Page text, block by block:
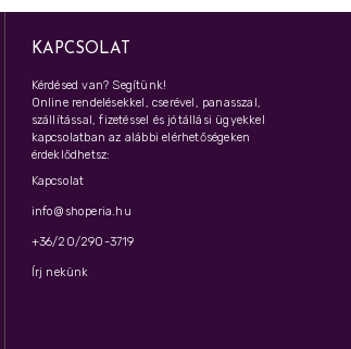
KAPCSOLAT
Kérdésed van? Segítünk!
Online rendelésekkel, cserével, panasszal,
szállítással, fizetéssel és jótállási ügyekkel
kapcsolatban az alábbi elérhetőségeken
érdeklődhetsz:
Kapcsolat
info@shoperia.hu
+36/20/290-3719
Írj nekünk